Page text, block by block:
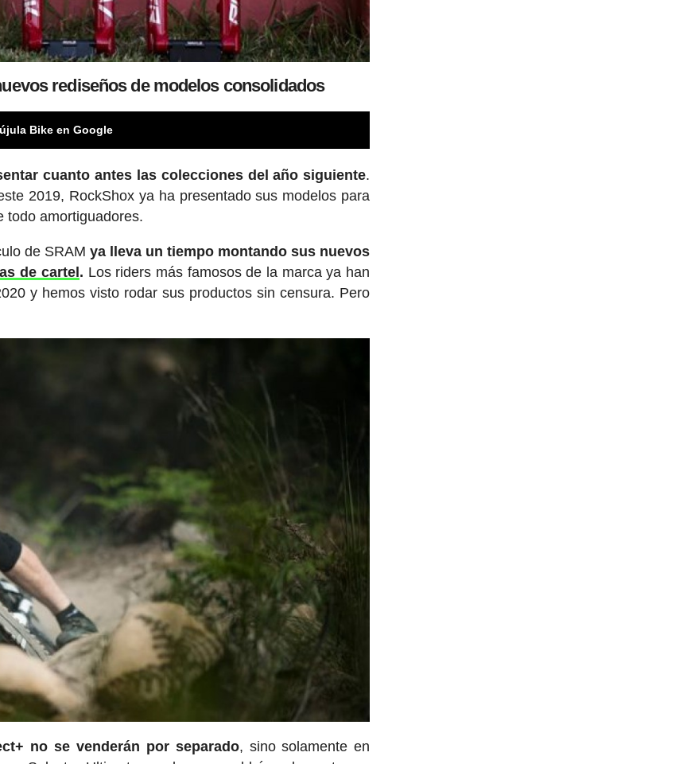
rediseños de modelos consolidados
Bike en Google
cuanto antes las colecciones del año siguiente.
2019, RockShox ya ha presentado sus modelos para
todo amortiguadores.
de SRAM ya lleva un tiempo montando sus nuevos
de cartel. Los riders más famosos de la marca ya han
y hemos visto rodar sus productos sin censura. Pero
no se venderán por separado, sino solamente en